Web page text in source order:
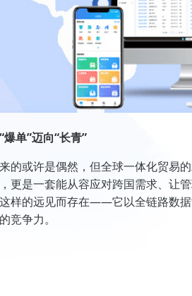
单”迈向“长青”
的或许是偶然，但全球一体化贸易
更是一套能从容应对跨国需求、让
样的远见而存在——它以全链路数
竞争力。